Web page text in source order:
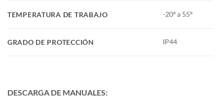
TEMPERATURA DE TRABAJO -20º a 55º
GRADO DE PROTECCIÓN IP44
DESCARGA DE MANUALES: